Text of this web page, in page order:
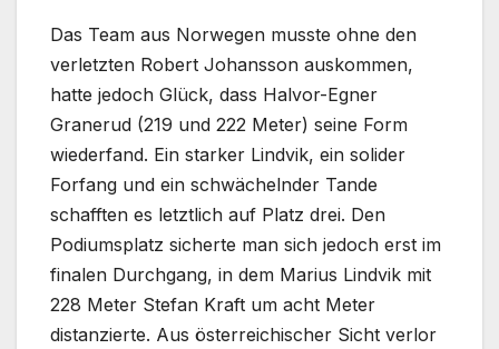
Das Team aus Norwegen musste ohne den
verletzten Robert Johansson auskommen,
hatte jedoch Glück, dass Halvor-Egner
Granerud (219 und 222 Meter) seine Form
wiederfand. Ein starker Lindvik, ein solider
Forfang und ein schwächelnder Tande
schafften es letztlich auf Platz drei. Den
Podiumsplatz sicherte man sich jedoch erst im
finalen Durchgang, in dem Marius Lindvik mit
228 Meter Stefan Kraft um acht Meter
distanzierte. Aus österreichischer Sicht verlor